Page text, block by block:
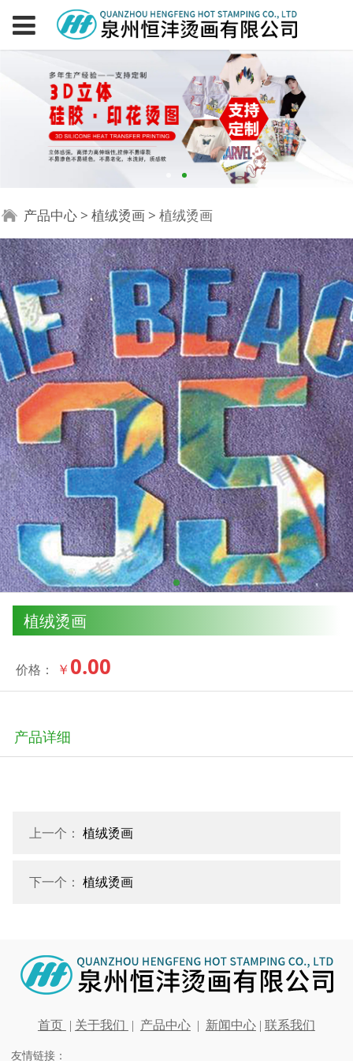
植绒烫画
产品中心 > 植绒烫画 > 植绒烫画
植绒烫画
价格： ￥ 0.00
产品详细
上一个： 植绒烫画
下一个： 植绒烫画
首页 | 关于我们 | 产品中心| 新闻中心| 联系我们
友情链接：